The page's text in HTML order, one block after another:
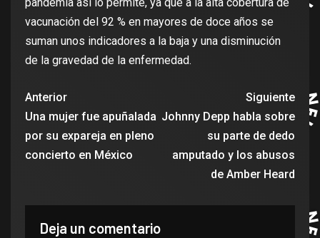
vacunación del 92 % en mayores de doce años se
suman unos indicadores a la baja y una disminución
de la gravedad de la enfermedad.
Anterior
Una mujer fue apuñalada
por su expareja en pleno
concierto en México
Siguiente
Johnny Depp habla sobre
su parte de dedo
amputado y los abusos
de Amber Heard
Deja un comentario